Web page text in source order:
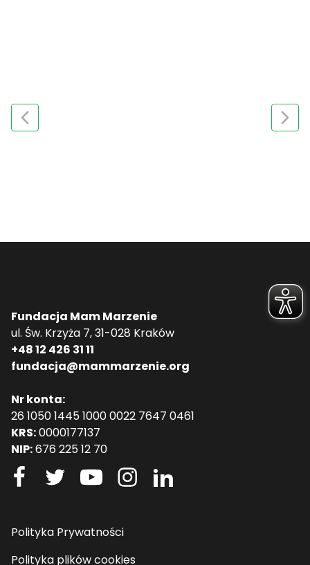
Fundacja Mam Marzenie
ul. Św. Krzyża 7, 31-028 Kraków
+48 12 426 31 11
fundacja@mammarzenie.org
Nr konta:
26 1050 1445 1000 0022 7647 0461
KRS:0000177137
NIP:676 225 12 70
Polityka Prywatności
Polityka plików cookies